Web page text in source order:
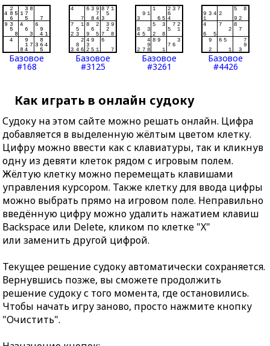
Базовое
#168
Базовое
#3125
Базовое
#3261
Базовое
#4426
Как играть в онлайн судоку
Судоку на этом сайте можно решать онлайн. Цифра
добавляется в выделенную жёлтым цветом клетку.
Цифру можно ввести как с клавиатуры, так и кликнув
одну из девяти клеток рядом с игровым полем.
Жёлтую клетку можно перемещать клавишами
управления курсором. Также клетку для ввода цифры
можно выбрать прямо на игровом поле. Неправильно
введённую цифру можно удалить нажатием клавиш
Backspace или Delete, кликом по клетке "X"
или заменить другой цифрой.
Текущее решение судоку автоматически сохраняется.
Вернувшись позже, вы сможете продолжить
решение судоку с того момента, где остановились.
Чтобы начать игру заново, просто нажмите кнопку
"Очистить".